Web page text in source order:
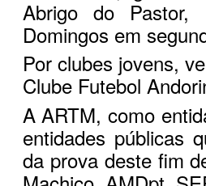
Abrigo do Pastor,
Domingos em
Por clubes jovens,
Clube Futebol
A ARTM, como
entidades públicas
da prova deste fim